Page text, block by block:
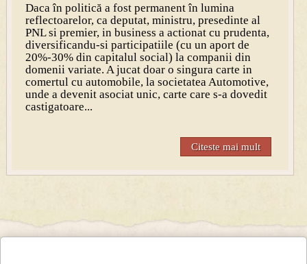
Daca în politică a fost permanent în lumina
reflectoarelor, ca deputat, ministru, presedinte al
PNL si premier, in business a actionat cu prudenta,
diversificandu-si participatiile (cu un aport de
20%-30% din capitalul social) la companii din
domenii variate. A jucat doar o singura carte in
comertul cu automobile, la societatea Automotive,
unde a devenit asociat unic, carte care s-a dovedit
castigatoare...
Citeste mai mult